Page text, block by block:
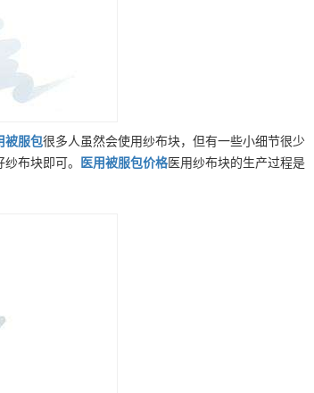
被服包很多人虽然会使用纱布块，但有一些小细节很少
布块即可。
医用被服包价格医用纱布块的生产过程是